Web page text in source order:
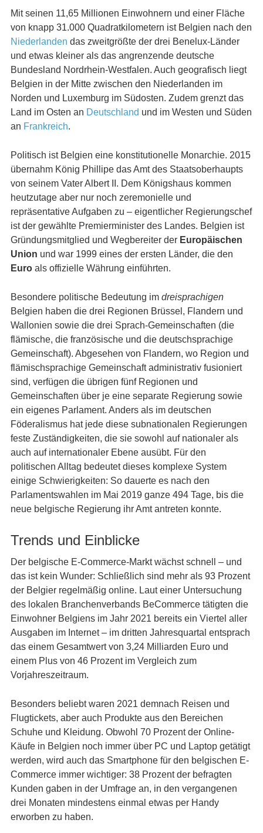
Mit seinen 11,65 Millionen Einwohnern und einer Fläche
von knapp 31.000 Quadratkilometern ist Belgien nach den
Niederlanden das zweitgrößte der drei Benelux-Länder
und etwas kleiner als das angrenzende deutsche
Bundesland Nordrhein-Westfalen. Auch geografisch liegt
Belgien in der Mitte zwischen den Niederlanden im
Norden und Luxemburg im Südosten. Zudem grenzt das
Land im Osten an Deutschland und im Westen und Süden
an Frankreich.
Politisch ist Belgien eine konstitutionelle Monarchie. 2015
übernahm König Phillipe das Amt des Staatsoberhaupts
von seinem Vater Albert II. Dem Königshaus kommen
heutzutage aber nur noch zeremonielle und
repräsentative Aufgaben zu – eigentlicher Regierungschef
ist der gewählte Premierminister des Landes. Belgien ist
Gründungsmitglied und Wegbereiter der Europäischen
Union und war 1999 eines der ersten Länder, die den
Euroals offizielle Währung einführten.
Besondere politische Bedeutung im dreisprachigen
Belgien haben die drei Regionen Brüssel, Flandern und
Wallonien sowie die drei Sprach-Gemeinschaften (die
flämische, die französische und die deutschsprachige
Gemeinschaft). Abgesehen von Flandern, wo Region und
flämischsprachige Gemeinschaft administrativ fusioniert
sind, verfügen die übrigen fünf Regionen und
Gemeinschaften über je eine separate Regierung sowie
ein eigenes Parlament. Anders als im deutschen
Föderalismus hat jede diese subnationalen Regierungen
feste Zuständigkeiten, die sie sowohl auf nationaler als
auch auf internationaler Ebene ausübt. Für den
politischen Alltag bedeutet dieses komplexe System
einige Schwierigkeiten: So dauerte es nach den
Parlamentswahlen im Mai 2019 ganze 494 Tage, bis die
neue belgische Regierung ihr Amt antreten konnte.
Trends und Einblicke
Der belgische E-Commerce-Markt wächst schnell – und
das ist kein Wunder: Schließlich sind mehr als 93 Prozent
der Belgier regelmäßig online. Laut einer Untersuchung
des lokalen Branchenverbands BeCommerce tätigten die
Einwohner Belgiens im Jahr 2021 bereits ein Viertel aller
Ausgaben im Internet – im dritten Jahresquartal entsprach
das einem Gesamtwert von 3,24 Milliarden Euro und
einem Plus von 46 Prozent im Vergleich zum
Vorjahreszeitraum.
Besonders beliebt waren 2021 demnach Reisen und
Flugtickets, aber auch Produkte aus den Bereichen
Schuhe und Kleidung. Obwohl 70 Prozent der Online-
Käufe in Belgien noch immer über PC und Laptop getätigt
werden, wird auch das Smartphone für den belgischen E-
Commerce immer wichtiger: 38 Prozent der befragten
Kunden gaben in der Umfrage an, in den vergangenen
drei Monaten mindestens einmal etwas per Handy
erworben zu haben.